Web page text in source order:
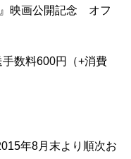
映画公開記念 オフ
数料600円（+消費
年8月末より順次お